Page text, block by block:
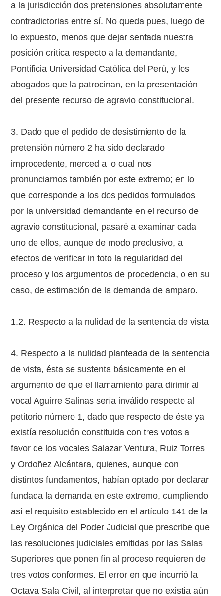
a la jurisdicción dos pretensiones absolutamente
contradictorias entre sí. No queda pues, luego de
lo expuesto, menos que dejar sentada nuestra
posición crítica respecto a la demandante,
Pontificia Universidad Católica del Perú, y los
abogados que la patrocinan, en la presentación
del presente recurso de agravio constitucional.
3. Dado que el pedido de desistimiento de la
pretensión número 2 ha sido declarado
improcedente, merced a lo cual nos
pronunciarnos también por este extremo; en lo
que corresponde a los dos pedidos formulados
por la universidad demandante en el recurso de
agravio constitucional, pasaré a examinar cada
uno de ellos, aunque de modo preclusivo, a
efectos de verificar in toto la regularidad del
proceso y los argumentos de procedencia, o en su
caso, de estimación de la demanda de amparo.
1.2. Respecto a la nulidad de la sentencia de vista
4. Respecto a la nulidad planteada de la sentencia
de vista, ésta se sustenta básicamente en el
argumento de que el llamamiento para dirimir al
vocal Aguirre Salinas sería inválido respecto al
petitorio número 1, dado que respecto de éste ya
existía resolución constituida con tres votos a
favor de los vocales Salazar Ventura, Ruiz Torres
y Ordoñez Alcántara, quienes, aunque con
distintos fundamentos, habían optado por declarar
fundada la demanda en este extremo, cumpliendo
así el requisito establecido en el artículo 141 de la
Ley Orgánica del Poder Judicial que prescribe que
las resoluciones judiciales emitidas por las Salas
Superiores que ponen fin al proceso requieren de
tres votos conformes. El error en que incurrió la
Octava Sala Civil, al interpretar que no existía aún